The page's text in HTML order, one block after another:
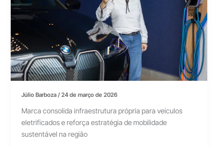
Júlio Barboza/24 de março de 2026
Marca consolida infraestrutura própria para veículos
eletrificados e reforça estratégia de mobilidade
sustentável na região